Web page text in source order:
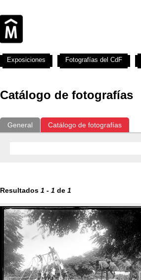
Catálogo de fotografías
General Catálogo de fotografías
Resultados 1 - 1 de 1
Exposiciones Fotografías del CdF